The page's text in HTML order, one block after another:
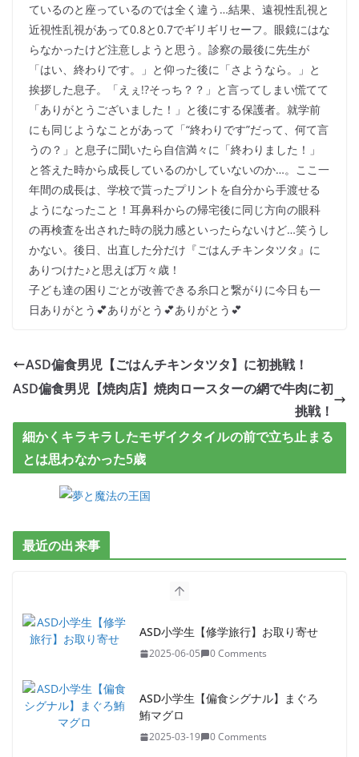
ているのと座っているのでは全く違う…結果、遠視性乱視と
近視性乱視があって0.8と0.7でギリギリセーフ。眼鏡にはな
らなかったけど注意しようと思う。診察の最後に先生が
「はい、終わりです。」と仰った後に「さようなら。」と
挨拶した息子。「えぇ!?そっち？？」と言ってしまい慌てて
「ありがとうございました！」と後にする保護者。就学前
にも同じようなことがあって「“終わりです”だって、何て言
うの？」と息子に聞いたら自信満々に「終わりました！」
と答えた時から成長しているのかしていないのか…。ここ一
年間の成長は、学校で貰ったプリントを自分から手渡せる
ようになったこと！耳鼻科からの帰宅後に同じ方向の眼科
の再検査を出された時の脱力感といったらないけど…笑うし
かない。後日、出直した分だけ『ごはんチキンタツタ』に
ありつけた♪と思えば万々歳！
子ども達の困りごとが改善できる糸口と繋がりに今日も一
日ありがとう💕ありがとう💕ありがとう💕
ASD偏食男児【ごはんチキンタツタ】に初挑戦！
ASD偏食男児【焼肉店】焼肉ロースターの網で牛肉に初
挑戦！
細かくキラキラしたモザイクタイルの前で立ち止まる
とは思わなかった5歳
最近の出来事
ASD小学生【修学旅行】お取り寄せ
2025-06-05 0 Comments
ASD小学生【偏食シグナル】まぐろ
鮪マグロ
2025-03-19 0 Comments